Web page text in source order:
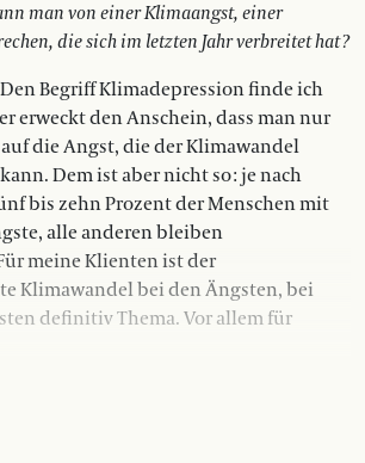
man von einer Klimaangst, einer
die sich im letzten Jahr verbreitet hat ?
Begriff Klimadepression finde ich
erweckt den Anschein, dass man nur
die Angst, die der Klimawandel
Dem ist aber nicht so : je nach
bis zehn Prozent der Menschen mit
alle anderen bleiben
meine Klienten ist der
Klimawandel bei den Ängsten, bei
definitiv Thema. Vor allem für